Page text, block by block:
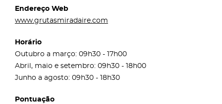
Endereço Web
www.grutasmiradaire.com
Horário
Outubro a março: 09h30 - 17h00
Abril, maio e setembro: 09h30 - 18h00
Junho a agosto: 09h30 - 18h30
Pontuação